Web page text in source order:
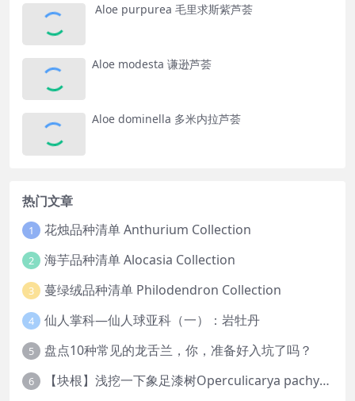
Aloe purpurea 毛里求斯紫芦荟
Aloe modesta 谦逊芦荟
Aloe dominella 多米内拉芦荟
热门文章
1 花烛品种清单 Anthurium Collection
2 海芋品种清单 Alocasia Collection
3 蔓绿绒品种清单 Philodendron Collection
4 仙人掌科—仙人球亚科（一）：岩牡丹
5 盘点10种常见的龙舌兰，你，准备好入坑了吗？
6 【块根】浅挖一下象足漆树Operculicarya pachypus